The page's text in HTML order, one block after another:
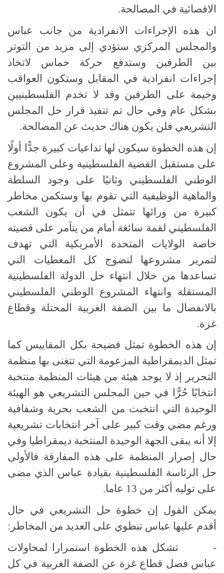
الاقصائية في المصالحة.
ان هذه الإجراءات الانفرادية من جانب عباس
والمجلس المركزي ستؤدي إلى مزيد من التوتر
بين الطرفين وستدفع حركة حماس لاتخاذ
إجراءات انفرادية في المقابل وستكون العواقب
وخيمة على الطرفين وقد لا تخدم الفلسطينيين
بشكل عام وفي حال تم تنفيذ قرار حل المجلس
التشريعي فلن يكون هناك حديث عن المصالحة.
إن هذه الخطوة سيكون لها تداعيات كبيرة جدًّا أولًا
على مستقبل القضية الفلسطينية وعلى المشروع
الوطني الفلسطيني وثانيًا على وجود السلطة
والماهية الوظيفية التي تقوم بها وستكمن مخاطر
كبيرة من ورائها تتمثل في أن يكون الشعب
الفلسطيني لقمة سائغة أمام من يتآمر على قضيته
خاصة الولايات المتحدة الأمريكية التي تهدف
لتمرير مشروعها لنضوج كل المعطيات التي
تساعدها من خلال انتهاء حل الدولة الفلسطينية
المستقلة وانتهاء المشروع الوطني الفلسطيني
بالانفصال ما بين الضفة الغربية المحتلة وقطاع
غزة.
إن هذه الخطوة تمثل فضيحة بكل المقاييس كما
تمثل الديمقراطية المزعومة التي تتغنى بها منظمة
التحرير إذ لا يوجد هيئة من هيئات المنظمة منتخبة
انتخابًا حُرًّا في حين المجلس التشريعي هو الهيئة
الوحيدة التي انتخبت من الشعب بحرية وشفافية
ورغم مضي وقت كبير على آخر انتخابات تشريعية
إلا أنه يبقى الجهة الوحيدة المنتخبة ديمقراطيا وفي
حال إصرار المنظمة على هذه المفارقة فالأولى
حل الرئاسة الفلسطينية بقيادة عباس الذي مضى
على توليه أكثر من 13 عاما.
يمكن القول إن خطوة حل التشريعي في حال
أقدم عليها عباس تنطوي على العديد من المخاطر:
- تشكل هذه الخطوة استمرارا لمحاولات
عباس فصل قطاع غزة عن الضفة الغربية في كل